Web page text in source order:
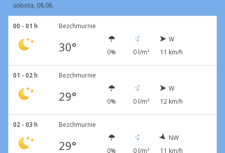
sobota, 08.08.
00 - 01 h Bezchmurnie
30° 0% 0 l/m²
W
11 km/h
01 - 02 h Bezchmurnie
29° 0% 0 l/m²
W
12 km/h
02 - 03 h Bezchmurnie
29° 0% 0 l/m²
NW
11 km/h